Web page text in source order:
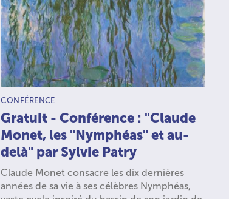
TYPE D’ACTIVITÉ :
CONFÉRENCE
Gratuit - Conférence : "Claude
Monet, les "Nymphéas" et au-
delà" par Sylvie Patry
Claude Monet consacre les dix dernières
années de sa vie à ses célèbres Nymphéas,